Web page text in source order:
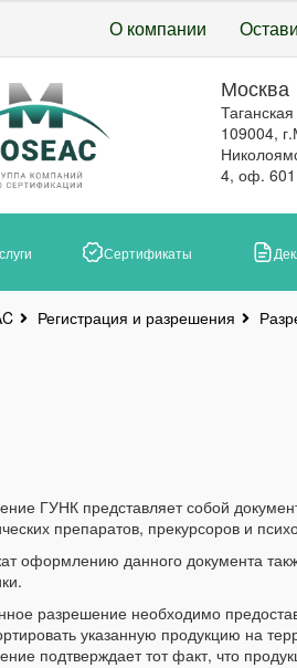
О компании
Москва
109004,
4, оф. 601
Сертификаты
Регистрация и разрешения
ГУНК представляет собой
препаратов, прекурсоров и
оформлению данного документа
разрешение необходимо
указанную продукцию на
подтверждает тот факт, что